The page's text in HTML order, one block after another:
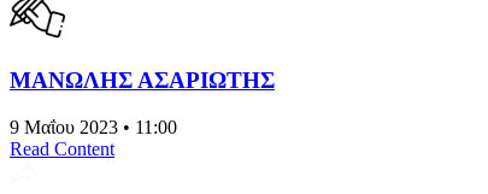
ΜΑΝΩΛΗΣ ΑΣΑΡΙΩΤΗΣ
9 Μαΐου 2023 • 11:00
Read Content